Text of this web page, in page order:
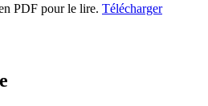
PDF pour le lire. Télécharger